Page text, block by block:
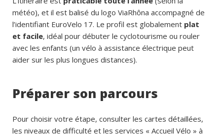
météo), et il est balisé du logo ViaRhôna accompagné de
l’identifiant EuroVelo 17. Le profil est globalement plat
et facile, idéal pour débuter le cyclotourisme ou rouler
avec les enfants (un vélo à assistance électrique peut
aider sur les plus longues distances).
Préparer son parcours
Pour choisir votre étape, consulter les cartes détaillées,
les niveaux de difficulté et les services « Accueil Vélo » à